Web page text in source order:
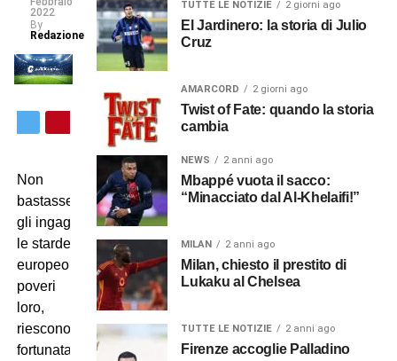
2022
By
Redazione
Non
bastassero
gli ingaggi milionari,
le stardel calcio
europeo,
poveri
loro,
riescono
fortunatamente
TUTTE LE NOTIZIE 2 giorni ago
El Jardinero: la storia di Julio
Cruz
AMARCORD 2 giorni ago
Twist of Fate: quando la storia
cambia
NEWS 2 anni ago
Mbappé vuota il sacco:
“Minacciato dal Al-Khelaifi!”
MILAN 2 anni ago
Milan, chiesto il prestito di
Lukaku al Chelsea
TUTTE LE NOTIZIE 2 anni ago
Firenze accoglie Palladino